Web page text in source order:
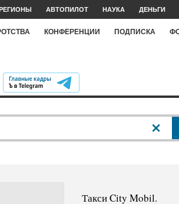
АВТОПИЛОТ НАУКА ДЕНЬГИ
КОНФЕРЕНЦИИ ПОДПИСКА
Такси City Mobil.